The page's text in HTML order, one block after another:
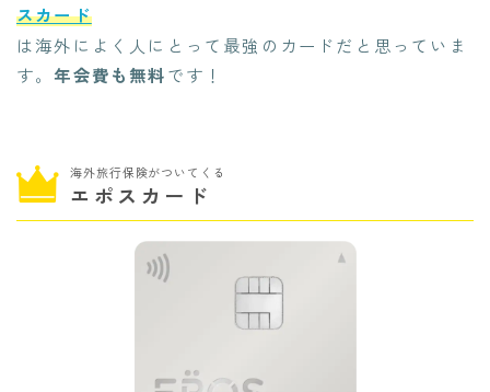
スカード
は海外によく人にとって最強のカードだと思っていま
す。 年会費も無料です！
海外旅行保険がついてくる
エポスカード
海外在住夫婦と"試住"計画しよう